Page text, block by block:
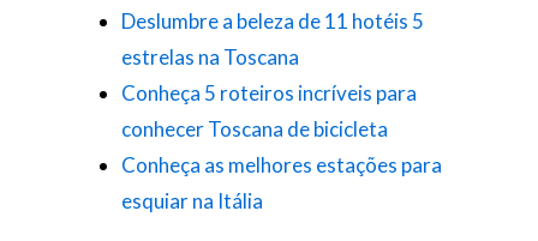
Deslumbre a beleza de 11 hotéis 5
estrelas na Toscana
Conheça 5 roteiros incríveis para
conhecer Toscana de bicicleta
Conheça as melhores estações para
esquiar na Itália